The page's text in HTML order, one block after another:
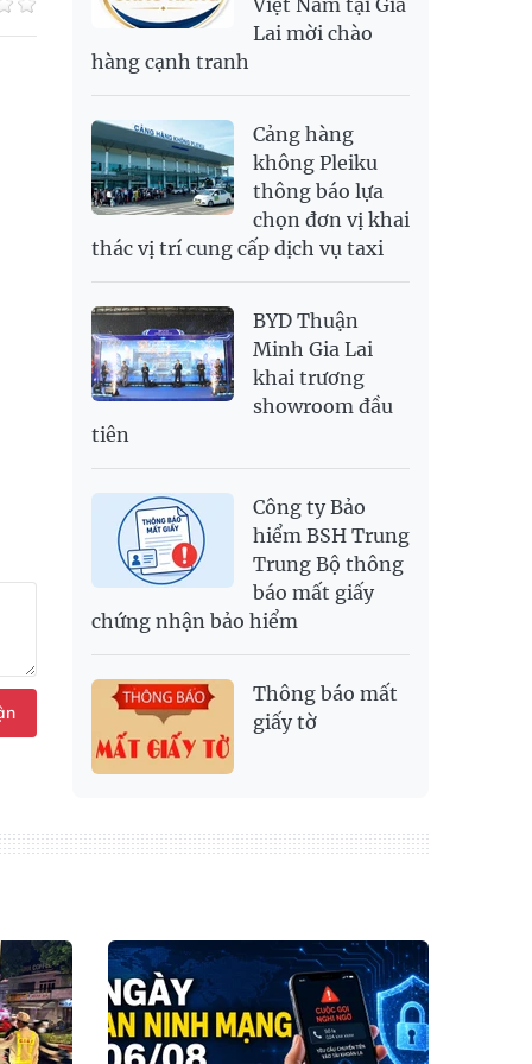
SAR
6,944.19
7,243.07
2,709.1
2,823.98
SGD
USD
26,010 26,040 26,420
Việt Nam tại Gia
Lai mời chào
hàng cạnh tranh
Cảng hàng
không Pleiku
thông báo lựa
chọn đơn vị khai
thác vị trí cung cấp dịch vụ taxi
BYD Thuận
Minh Gia Lai
khai trương
showroom đầu
tiên
Công ty Bảo
hiểm BSH Trung
Trung Bộ thông
báo mất giấy
chứng nhận bảo hiểm
Thông báo mất
giấy tờ